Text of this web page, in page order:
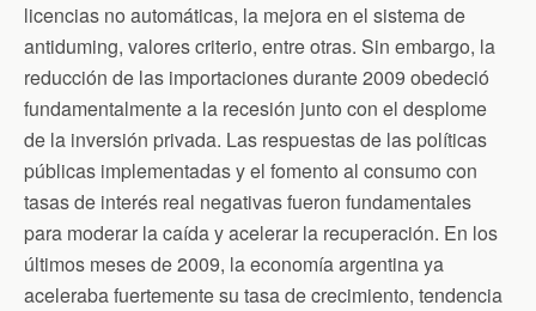
licencias no automáticas, la mejora en el sistema de
antiduming, valores criterio, entre otras. Sin embargo, la
reducción de las importaciones durante 2009 obedeció
fundamentalmente a la recesión junto con el desplome
de la inversión privada. Las respuestas de las políticas
públicas implementadas y el fomento al consumo con
tasas de interés real negativas fueron fundamentales
para moderar la caída y acelerar la recuperación. En los
últimos meses de 2009, la economía argentina ya
aceleraba fuertemente su tasa de crecimiento, tendencia